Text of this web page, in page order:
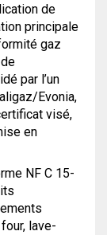
de
principale
gaz
par l’un
Evonia,
visé,
en
NF C 15-
lave-